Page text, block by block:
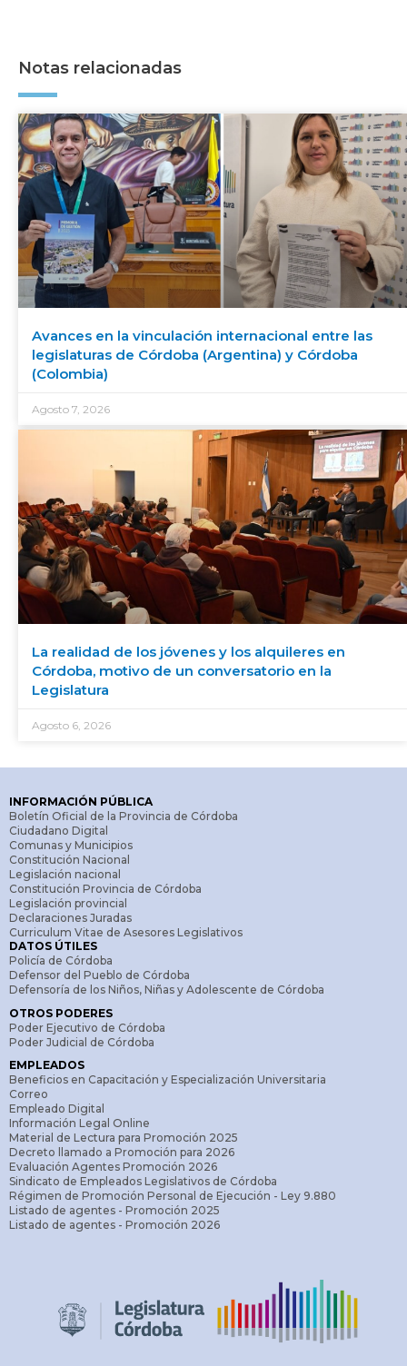
Notas relacionadas
Avances en la vinculación internacional entre las
legislaturas de Córdoba (Argentina) y Córdoba
(Colombia)
Agosto 7, 2026
La realidad de los jóvenes y los alquileres en
Córdoba, motivo de un conversatorio en la
Legislatura
Agosto 6, 2026
INFORMACIÓN PÚBLICA
Boletín Oficial de la Provincia de Córdoba
Ciudadano Digital
Comunas y Municipios
Constitución Nacional
Legislación nacional
Constitución Provincia de Córdoba
Legislación provincial
Declaraciones Juradas
Curriculum Vitae de Asesores Legislativos
DATOS ÚTILES
Policía de Córdoba
Defensor del Pueblo de Córdoba
Defensoría de los Niños, Niñas y Adolescente de Córdoba
OTROS PODERES
Poder Ejecutivo de Córdoba
Poder Judicial de Córdoba
EMPLEADOS
Beneficios en Capacitación y Especialización Universitaria
Correo
Empleado Digital
Información Legal Online
Material de Lectura para Promoción 2025
Decreto llamado a Promoción para 2026
Evaluación Agentes Promoción 2026
Sindicato de Empleados Legislativos de Córdoba
Régimen de Promoción Personal de Ejecución - Ley 9.880
Listado de agentes - Promoción 2025
Listado de agentes - Promoción 2026